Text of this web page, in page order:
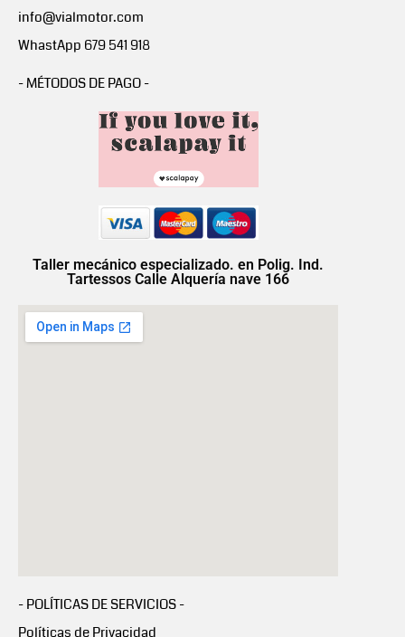
info@vialmotor.com
WhastApp 679 541 918
- MÉTODOS DE PAGO -
Taller mecánico especializado. en Polig. Ind.
Tartessos Calle Alquería nave 166
- POLÍTICAS DE SERVICIOS -
Políticas de Privacidad